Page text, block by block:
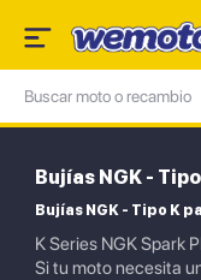
Bujías NGK -
Bujías NGK - Tipo K
K Series NGK Spark
Si tu moto necesita